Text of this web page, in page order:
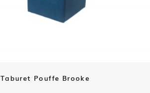
Taburet Pouffe Brooke